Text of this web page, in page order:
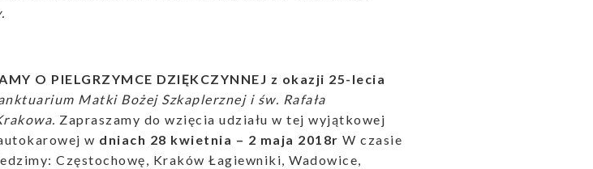
O PIELGRZYMCE DZIĘKCZYNNEJ z okazji 25-lecia
Matki Bożej Szkaplerznej i św. Rafała
Zapraszamy do wzięcia udziału w tej wyjątkowej
w dniach 28 kwietnia – 2 maja 2018r W czasie
Częstochowę, Kraków Łagiewniki, Wadowice,